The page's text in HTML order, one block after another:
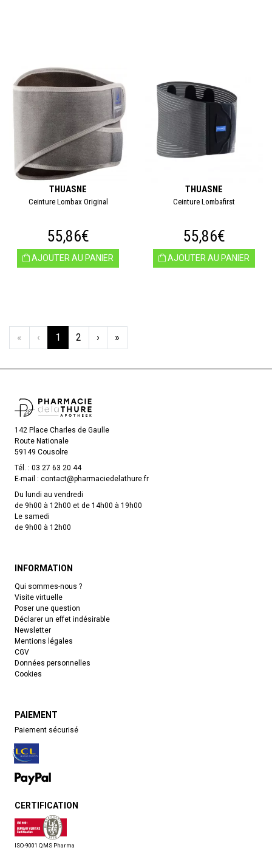
THUASNE
Ceinture Lombax Original
55,86€
AJOUTER AU PANIER
THUASNE
Ceinture Lombafirst
55,86€
AJOUTER AU PANIER
« ‹ 1 2 › »
142 Place Charles de Gaulle
Route Nationale
59149 Cousolre
Tél. : 03 27 63 20 44
E-mail : contact@pharmaciedelathure.fr
Du lundi au vendredi
de 9h00 à 12h00 et de 14h00 à 19h00
Le samedi
de 9h00 à 12h00
INFORMATION
Qui sommes-nous ?
Visite virtuelle
Poser une question
Déclarer un effet indésirable
Newsletter
Mentions légales
CGV
Données personnelles
Cookies
PAIEMENT
Paiement sécurisé
CERTIFICATION
ISO-9001 QMS Pharma